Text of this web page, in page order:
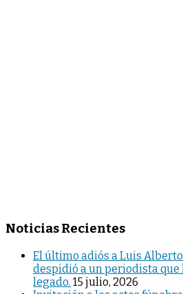
Noticias Recientes
El último adiós a Luis
despidió a un periodista que
legado. 15 julio, 2026